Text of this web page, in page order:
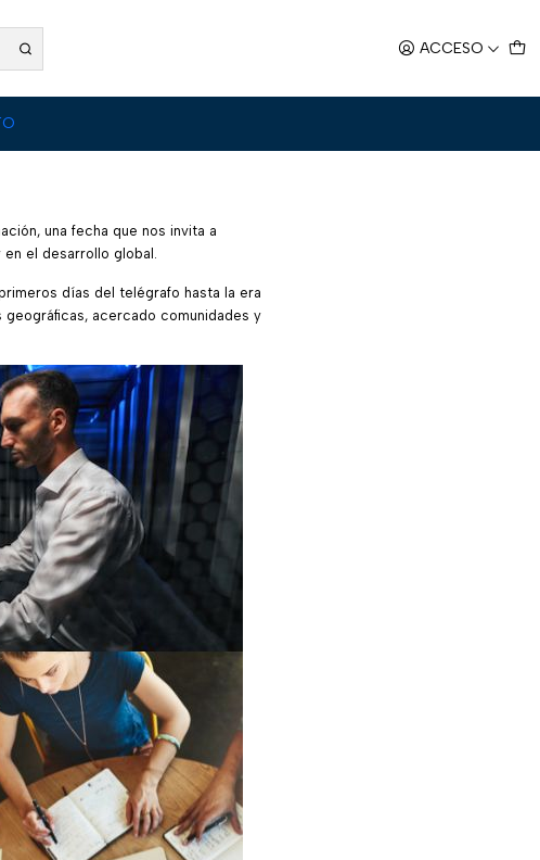
ACCESO
una fecha que nos invita a
el desarrollo global.
días del telégrafo hasta la era
acercado comunidades y